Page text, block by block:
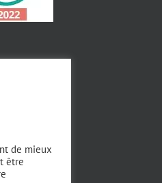
de mieux
être